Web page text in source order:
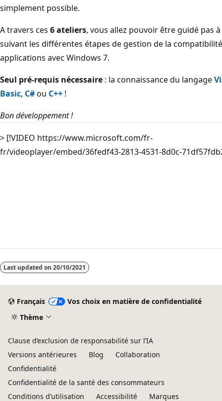
simplement possible.
A travers ces 6 ateliers, vous allez pouvoir être guidé pas
suivant les différentes étapes de gestion de la
applications avec Windows 7.
Seul pré-requis nécessaire : la connaissance du langage
Basic, C#ou C++ !
Bon développement !
> [!VIDEO https://www.microsoft.com/fr-
fr/videoplayer/embed/36fedf43-2813-4531-8d0c-
désactivé
Last updated on 20/10/2021
Français
Vos choix en matière de confidentialité
Thème
Clause d’exclusion de responsabilité sur l’IA
Versions antérieures
Blog
Collaboration
Confidentialité
Confidentialité de la santé des consommateurs
Conditions d’utilisation
Accessibilité
Marques